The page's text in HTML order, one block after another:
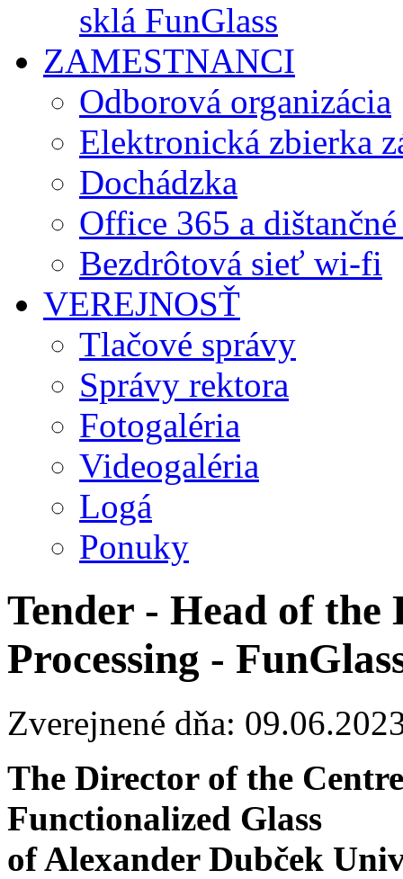
sklá FunGlass
ZAMESTNANCI
Odborová organizácia
Elektronická zbierka
Dochádzka
Office 365 a
Bezdrôtová sieť wi-fi
VEREJNOSŤ
Tlačové správy
Správy rektora
Fotogaléria
Videogaléria
Logá
Ponuky
Tender - Head of the
Processing -
Zverejnené dňa:
The Director of the
Functionalized Glass
of Alexander Dubček